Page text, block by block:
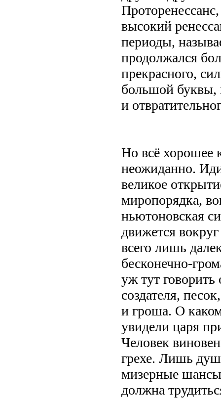
высокий
периоды,
продолжался
прекрасного,
большой буквы,
и
Но всё хорошее
неожиданно.
великое
миропорядка,
ньютоновская
движется
всего лишь
бесконечно-
уж тут
создателя,
и гроша. О
увидели царя
Человек
грехе. Лишь
мизерные
должна